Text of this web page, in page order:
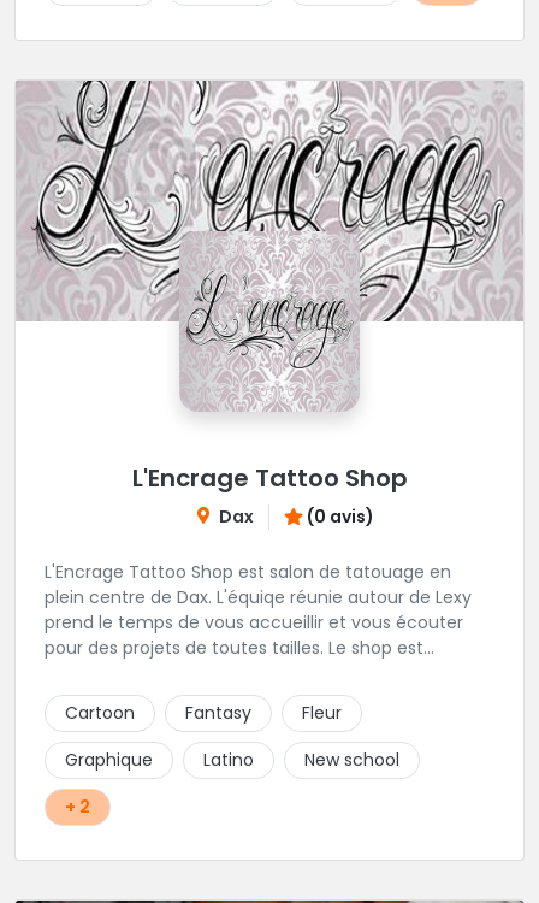
L'Encrage Tattoo Shop
Dax (0 avis)
L'Encrage Tattoo Shop est salon de tatouage en
plein centre de Dax. L'équiqe réunie autour de Lexy
prend le temps de vous accueillir et vous écouter
pour des projets de toutes tailles. Le shop est
Traits fins, Newschool, Couleur.
Cartoon Fantasy
Fleur
Graphique
Latino
New school
+ 2